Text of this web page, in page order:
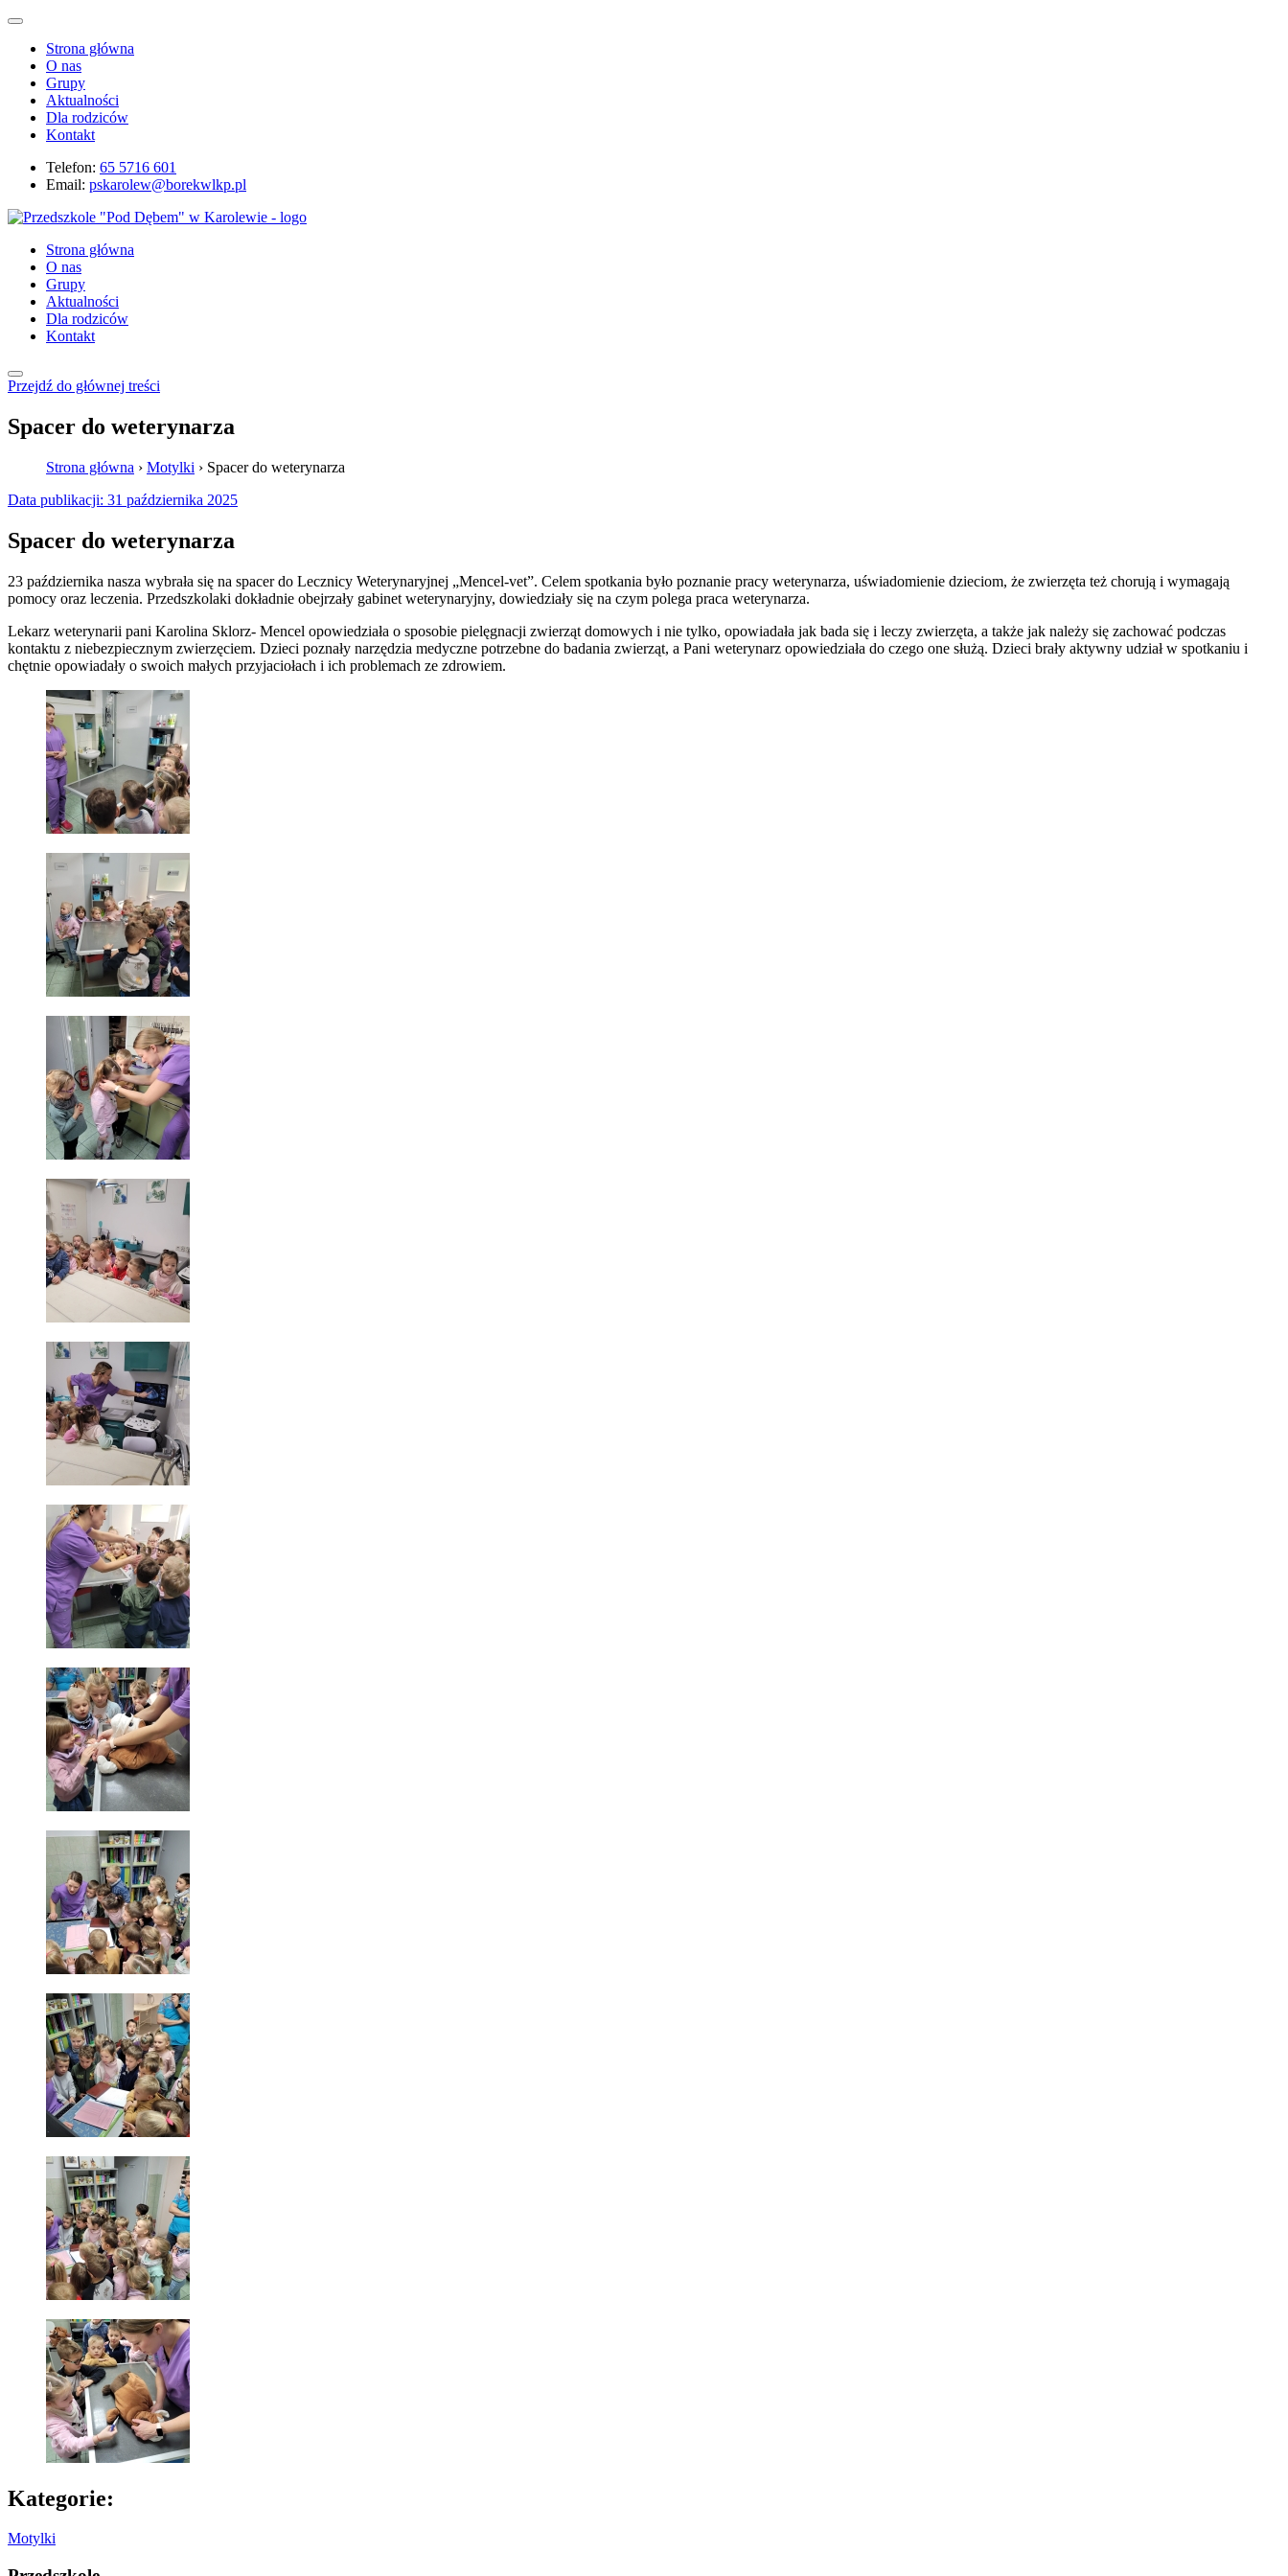
Strona główna
O nas
Grupy
Aktualności
Dla rodziców
Kontakt
Telefon: 65 5716 601
Email: pskarolew@borekwlkp.pl
Strona główna
O nas
Grupy
Aktualności
Dla rodziców
Kontakt
Przejdź do głównej treści
Spacer do weterynarza
Strona główna › Motylki › Spacer do weterynarza
Data publikacji: 31 października 2025
Spacer do weterynarza
23 października nasza wybrała się na spacer do Lecznicy Weterynaryjnej „Mencel-vet”. Celem spotkania było poznanie pracy weterynarza, uświadomienie dzieciom, że zwierzęta też chorują i wymagają
pomocy oraz leczenia. Przedszkolaki dokładnie obejrzały gabinet weterynaryjny, dowiedziały się na czym polega praca weterynarza.
Lekarz weterynarii pani Karolina Sklorz- Mencel opowiedziała o sposobie pielęgnacji zwierząt domowych i nie tylko, opowiadała jak bada się i leczy zwierzęta, a także jak należy się zachować podczas
kontaktu z niebezpiecznym zwierzęciem. Dzieci poznały narzędzia medyczne potrzebne do badania zwierząt, a Pani weterynarz opowiedziała do czego one służą. Dzieci brały aktywny udział w spotkaniu i
chętnie opowiadały o swoich małych przyjaciołach i ich problemach ze zdrowiem.
Kategorie:
Motylki